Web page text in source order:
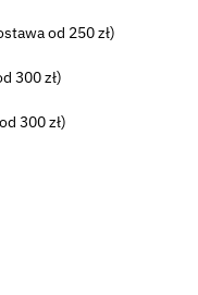
od 250 zł)
300 zł)
300 zł)